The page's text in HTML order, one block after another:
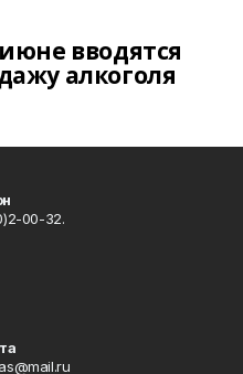
вводятся
алкоголя
00-32.